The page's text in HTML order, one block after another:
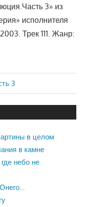
3» из
исполнителя
Трек 111. Жанр:
3
в целом
в камне
небо не